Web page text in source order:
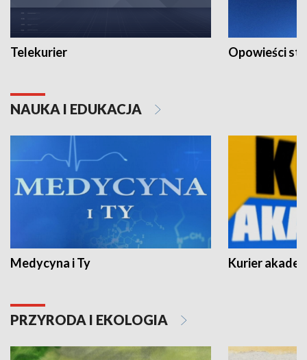
Telekurier Opowieści
NAUKA I EDUKACJA
Medycyna i Ty Kurier
PRZYRODA I EKOLOGIA